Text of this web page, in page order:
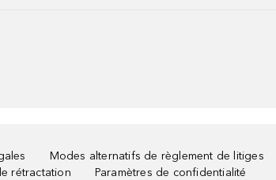
Modes alternatifs de règlement de litiges
rétractation
Paramètres de confidentialité